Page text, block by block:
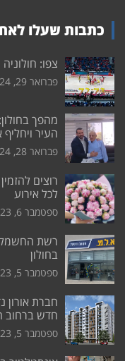
כתבות שעלו
צפו: חולוניה מנצחת 72:73 את
פברואר 29, 2024
העיר
פברואר 28, 2024
רוצים
לכל אירוע
ספטמבר 6, 2023
רשת החשמל
בחולון
ספטמבר 5, 2023
חדש ברחוב
ספטמבר 5, 2023